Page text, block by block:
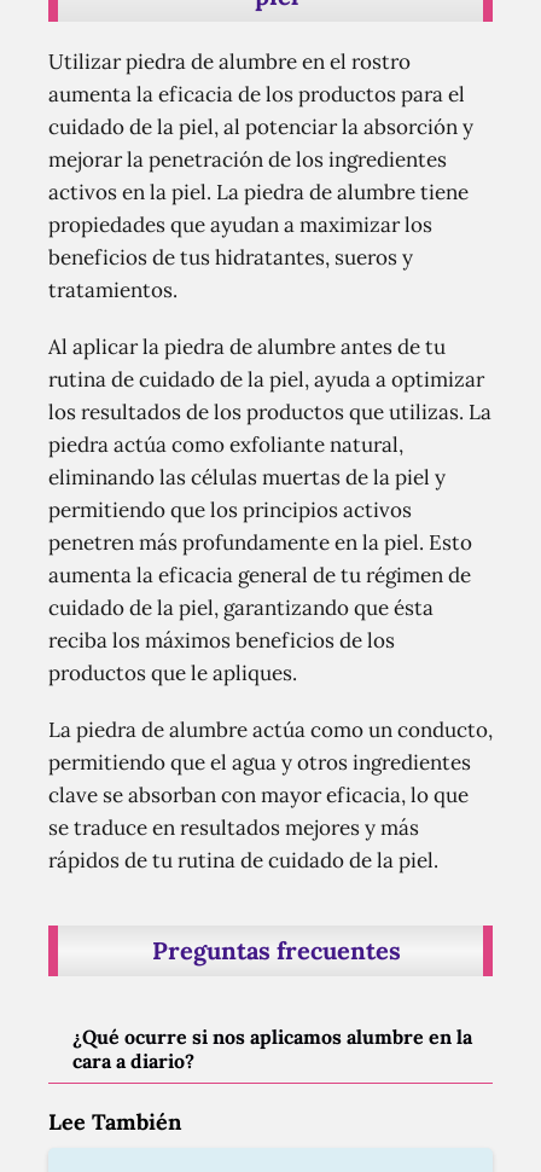
Utilizar piedra de alumbre en el rostro
aumenta la eficacia de los productos para el
cuidado de la piel, al potenciar la absorción y
mejorar la penetración de los ingredientes
activos en la piel. La piedra de alumbre tiene
propiedades que ayudan a maximizar los
beneficios de tus hidratantes, sueros y
tratamientos.
Al aplicar la piedra de alumbre antes de tu
rutina de cuidado de la piel, ayuda a optimizar
los resultados de los productos que utilizas. La
piedra actúa como exfoliante natural,
eliminando las células muertas de la piel y
permitiendo que los principios activos
penetren más profundamente en la piel. Esto
aumenta la eficacia general de tu régimen de
cuidado de la piel, garantizando que ésta
reciba los máximos beneficios de los
productos que le apliques.
La piedra de alumbre actúa como un conducto,
permitiendo que el agua y otros ingredientes
clave se absorban con mayor eficacia, lo que
se traduce en resultados mejores y más
rápidos de tu rutina de cuidado de la piel.
Preguntas frecuentes
¿Qué ocurre si nos aplicamos alumbre en la
cara a diario?
Lee También